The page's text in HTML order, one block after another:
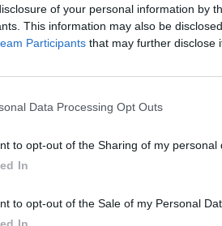
of your personal information by
This information may also be
Participants that may further disclose
Data Processing Opt Outs
to opt-out of the Sharing of my personal
In
to opt-out of the Sale of my Personal
In